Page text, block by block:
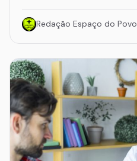
Redação Espaço do Povo